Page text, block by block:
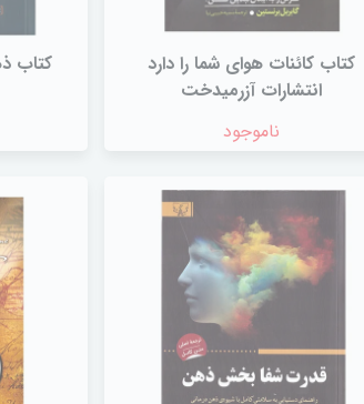
کتاب کائنات هوای شما را دارد
انتشارات آزرمیدخت
ناموجود
کتاب